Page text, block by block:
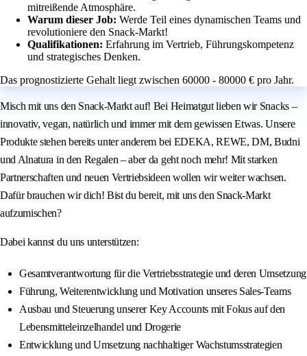
mitreißende Atmosphäre.
Warum dieser Job: Werde Teil eines dynamischen Teams und
revolutioniere den Snack-Markt!
Qualifikationen: Erfahrung im Vertrieb, Führungskompetenz
und strategisches Denken.
Das prognostizierte Gehalt liegt zwischen 60000 - 80000 € pro Jahr.
Misch mit uns den Snack-Markt auf! Bei Heimatgut lieben wir Snacks –
innovativ, vegan, natürlich und immer mit dem gewissen Etwas. Unsere
Produkte stehen bereits unter anderem bei EDEKA, REWE, DM, Budni
und Alnatura in den Regalen – aber da geht noch mehr! Mit starken
Partnerschaften und neuen Vertriebsideen wollen wir weiter wachsen.
Dafür brauchen wir dich! Bist du bereit, mit uns den Snack-Markt
aufzumischen?
Dabei kannst du uns unterstützen:
Gesamtverantwortung für die Vertriebsstrategie und deren Umsetzung
Führung, Weiterentwicklung und Motivation unseres Sales-Teams
Ausbau und Steuerung unserer Key Accounts mit Fokus auf den
Lebensmitteleinzelhandel und Drogerie
Entwicklung und Umsetzung nachhaltiger Wachstumsstrategien